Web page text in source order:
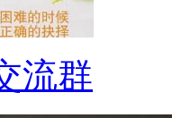
流群